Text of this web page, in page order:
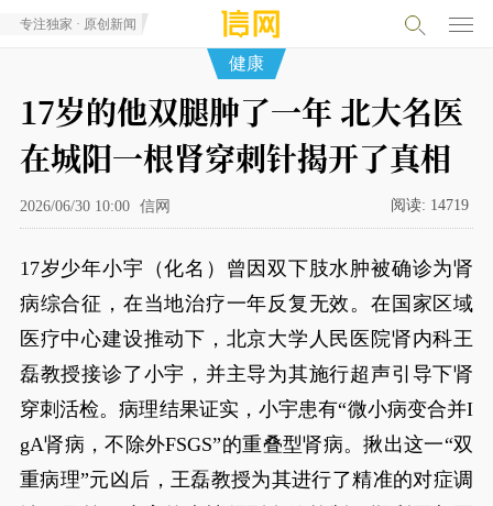
专注独家 · 原创新闻
健康
17岁的他双腿肿了一年 北大名医
在城阳一根肾穿刺针揭开了真相
2026/06/30 10:00 信网 阅读: 14719
17岁少年小宇（化名）曾因双下肢水肿被确诊为肾
病综合征，在当地治疗一年反复无效。在国家区域
医疗中心建设推动下，北京大学人民医院肾内科王
磊教授接诊了小宇，并主导为其施行超声引导下肾
穿刺活检。病理结果证实，小宇患有“微小病变合并I
gA肾病，不除外FSGS”的重叠型肾病。揪出这一“双
重病理”元凶后，王磊教授为其进行了精准的对症调